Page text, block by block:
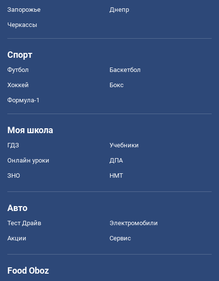
Запорожье Днепр
Черкассы
Спорт
Футбол Баскетбол
Хоккей Бокс
Формула-1
Моя школа
ГДЗ Учебники
Онлайн уроки ДПА
ЗНО НМТ
Авто
Тест Драйв Электромобили
Акции Сервис
Food Oboz